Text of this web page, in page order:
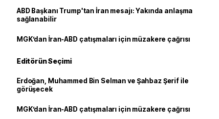
ABD Başkanı Trump'tan İran mesajı: Yakında anlaşma
sağlanabilir
MGK’dan İran-ABD çatışmaları için müzakere çağrısı
Editörün Seçimi
Erdoğan, Muhammed Bin Selman ve Şahbaz Şerif ile
görüşecek
MGK’dan İran-ABD çatışmaları için müzakere çağrısı